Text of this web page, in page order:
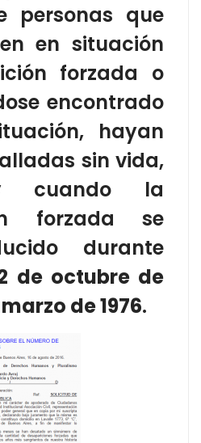
personas que
en situación
forzada o
encontrado
hayan
sin vida,
cuando la
forzada se
durante
de octubre de
de 1976.